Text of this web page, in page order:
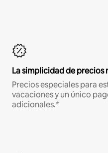
La simplicidad de precios
Precios especiales para
vacaciones y un único
adicionales.*